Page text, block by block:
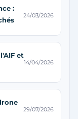
:
24/03/2026
et
14/04/2026
29/07/2026